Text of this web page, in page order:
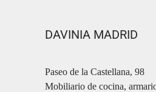
DAVINIA MADRID
Paseo de la Castellana, 98
Mobiliario de cocina,